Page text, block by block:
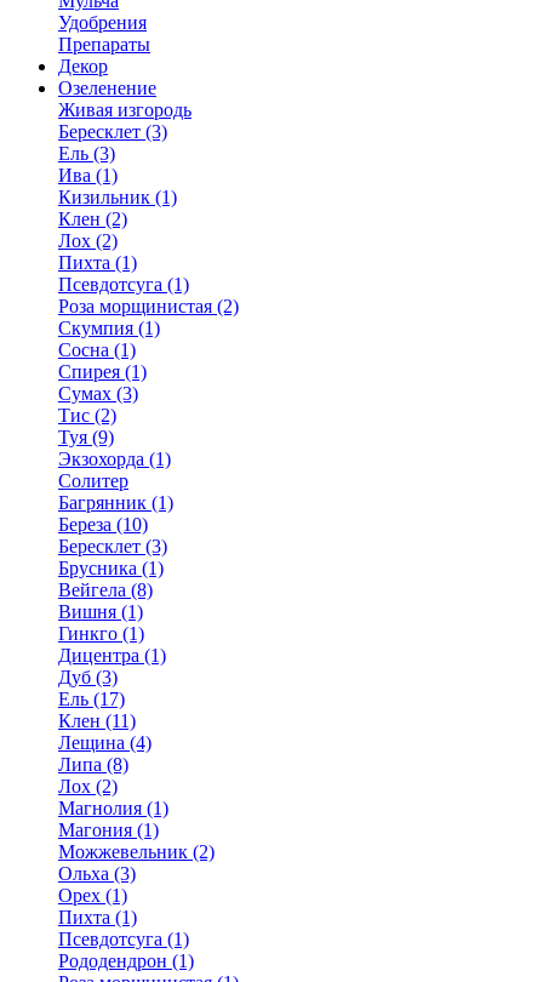
Удобрения
Препараты
Декор
Озеленение
Живая изгородь
Бересклет (3)
Ель (3)
Ива (1)
Кизильник (1)
Клен (2)
Лох (2)
Пихта (1)
Псевдотсуга (1)
Роза морщинистая (2)
Скумпия (1)
Сосна (1)
Спирея (1)
Сумах (3)
Тис (2)
Туя (9)
Экзохорда (1)
Солитер
Багрянник (1)
Береза (10)
Бересклет (3)
Брусника (1)
Вейгела (8)
Вишня (1)
Гинкго (1)
Дицентра (1)
Дуб (3)
Ель (17)
Клен (11)
Лещина (4)
Липа (8)
Лох (2)
Магнолия (1)
Магония (1)
Можжевельник (2)
Ольха (3)
Орех (1)
Пихта (1)
Псевдотсуга (1)
Рододендрон (1)